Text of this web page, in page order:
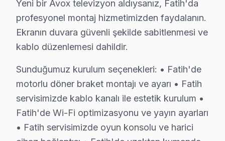
Fatih Yakın İlçelerde Avox Servisi
· Arnavutköy Avox
· Avcılar Avox
· Bağcılar Avox
· Bahçelievler Avox
· Bakırköy Avox
· Başakşehir Avox
Yeni bir Avox televizyon aldıysanız, Fatih'da
profesyonel montaj hizmetimizden faydalanın.
Ekranın duvara güvenli şekilde sabitlenmesi ve
kablo düzenlemesi dahildir.
Sunduğumuz kurulum seçenekleri: • Fatih'de
motorlu döner braket montajı ve ayarı • Fatih
servisimizde kablo kanalı ile estetik kurulum •
Fatih'de Wi-Fi optimizasyonu ve yayın ayarları
• Fatih servisimizde oyun konsolu ve harici